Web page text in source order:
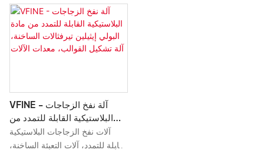
التشكيل المُمتدة، وقوالب التشكيل
...
VFINE - آلة نفخ الزجاجات
البلاستيكية القابلة للتمدد من
مادة البولي إيثيلين تيرفثالات
الساخنة، آلة تشكيل القوالب،
آلات نفخ الزجاجات البلاستيكية
القابلة للتمدد، آلات التعبئة الساخنة،